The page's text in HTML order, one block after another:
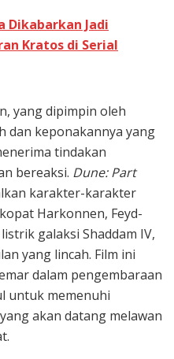
Dikabarkan Jadi
Kratos di Serial
yang dipimpin oleh
dan keponakannya yang
tindakan
bereaksi. Dune: Part
karakter-karakter
Harkonnen, Feyd-
galaksi Shaddam IV,
yang lincah. Film ini
dalam pengembaraan
untuk memenuhi
akan datang melawan